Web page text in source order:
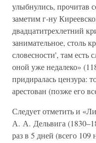
улыбнулись, прочитав
заметим г-ну
двадцатитрехлетний
занимательное, столь
словесности', там есть
оной уже недалеко»
придиралась цензура:
арестован (позже его
Следует отметить и
А. А. Дельвига
раз в 5 дней (всего